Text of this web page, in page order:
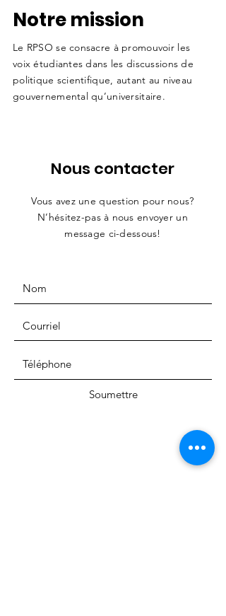
Notre mission
Le RPSO se consacre à promouvoir les
voix étudiantes dans les discussions de
politique scientifique, autant au niveau
gouvernemental qu’universitaire.
Nous contacter
Vous avez une question pour nous?
N’hésitez-pas à nous envoyer un
message ci-dessous!
Soumettre